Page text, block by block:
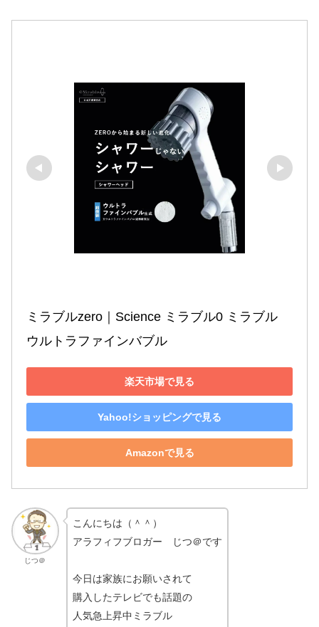
ミラブルzero｜Science ミラブル0 ミラブル
ウルトラファインバブル
楽天市場で見る
Yahoo!ショッピングで見る
Amazonで見る
じつ＠
こんにちは（＾＾）
アラフィフブロガー じつ＠です
今日は家族にお願いされて
購入したテレビでも話題の
人気急上昇中ミラブル